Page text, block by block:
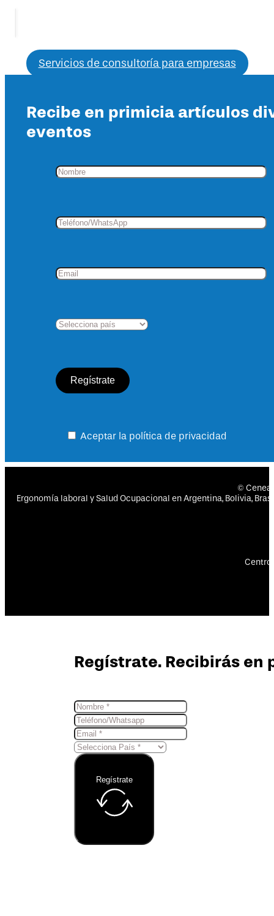
Servicios de consultoría para empresas
Recibe en primicia artículos
eventos
Aceptar la política de privacidad
©
Ergonomía laboral y Salud Ocupacional en Argentina, Bolivia,
Centro
Regístrate. Recibirás en
Regístrate